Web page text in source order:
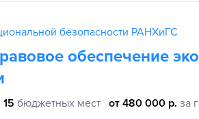
безопасности РАНХиГС
обеспечение
15 бюджетных мест от 480 000 р. за